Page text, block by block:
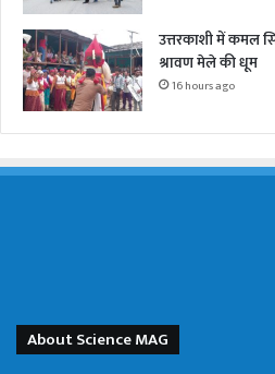
उत्तरकाशी में कमल
श्रावण मेले की धूम
16 hours ago
About Science MAG